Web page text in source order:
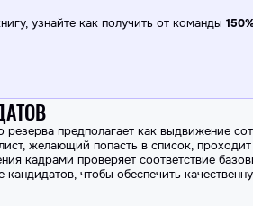
узнайте как получить от команды
предполагает как выдвижение
желающий попасть в список,
кадрами проверяет соответствие
чтобы обеспечить